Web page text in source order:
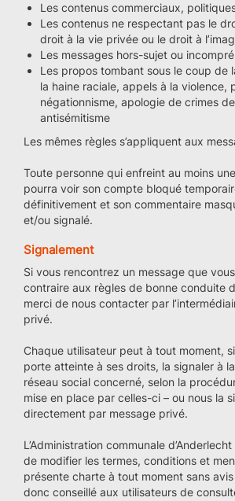
Les contenus commerciaux,
Les contenus ne respectant pas le
droit à la vie privée ou le droit à
Les messages hors-sujet ou
Les propos tombant sous le coup de
la haine raciale, appels à la violence,
négationnisme, apologie de crimes
antisémitisme
Les mêmes règles s’appliquent aux
Toute personne qui enfreint au moins
pourra voir son compte bloqué
définitivement et son commentaire
et/ou signalé.
Signalement
Si vous rencontrez un message que
contraire aux règles de bonne conduite
merci de nous contacter par
privé.
Chaque utilisateur peut à tout moment,
porte atteinte à ses droits, la signaler à
réseau social concerné, selon la
mise en place par celles-ci – ou nous la
directement par message privé.
L’Administration communale
de modifier les termes, conditions et
présente charte à tout moment sans
donc conseillé aux utilisateurs de